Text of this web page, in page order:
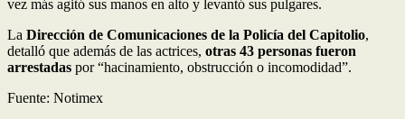
vez más agitó sus manos en alto y levantó sus pulgares.
La Dirección de Comunicaciones de la Policía del Capitolio,
detalló que además de las actrices, otras 43 personas fueron
arrestadas por “hacinamiento, obstrucción o incomodidad”.
Fuente: Notimex